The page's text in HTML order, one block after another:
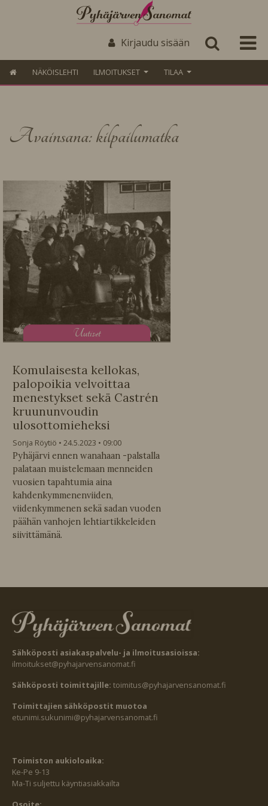
Kirjaudu sisään
NÄKÖISLEHTI ILMOITUKSET TILAA
Avainsana: kilpailumatka
Uutiset
Komulaisesta kellokas,
palopoikia velvoittaa
menestykset sekä Castrén
kruununvoudin
ulosottomieheksi
Sonja Röytiö 24.5.2023
09:00
Pyhäjärvi ennen wanahaan -palstalla
palataan muistelemaan menneiden
vuosien tapahtumia aina
kahdenkymmenenviiden,
viidenkymmenen sekä sadan vuoden
päähän vanhojen lehtiartikkeleiden
siivittämänä.
Sähköposti asiakaspalvelu- ja ilmoitusasioissa:
ilmoitukset@pyhajarvensanomat.fi
Sähköposti toimittajille: toimitus@pyhajarvensanomat.fi
Toimittajien sähköpostit muotoa
etunimi.sukunimi@pyhajarvensanomat.fi
Toimiston aukioloaika:
Ke-Pe 9-13
Ma-Ti suljettu käyntiasiakkailta